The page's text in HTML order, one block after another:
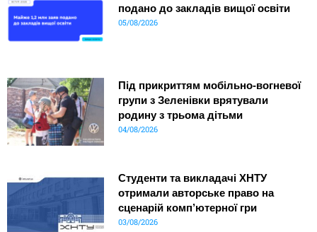
подано до закладів вищої освіти
05/08/2026
Під прикриттям мобільно-вогневої
групи з Зеленівки врятували
родину з трьома дітьми
04/08/2026
Студенти та викладачі ХНТУ
отримали авторське право на
сценарій комп’ютерної гри
03/08/2026